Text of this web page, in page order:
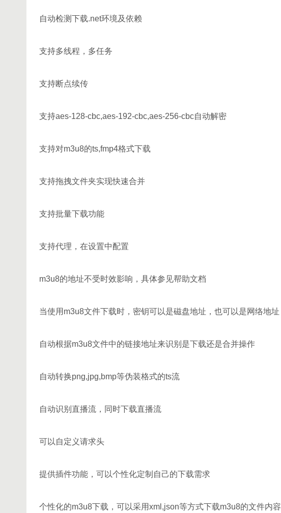
自动检测下载.net环境及依赖
支持多线程，多任务
支持断点续传
支持aes-128-cbc,aes-192-cbc,aes-256-cbc自动解密
支持对m3u8的ts,fmp4格式下载
支持拖拽文件夹实现快速合并
支持批量下载功能
支持代理，在设置中配置
m3u8的地址不受时效影响，具体参见帮助文档
当使用m3u8文件下载时，密钥可以是磁盘地址，也可以是网络地址
自动根据m3u8文件中的链接地址来识别是下载还是合并操作
自动转换png,jpg,bmp等伪装格式的ts流
自动识别直播流，同时下载直播流
可以自定义请求头
提供插件功能，可以个性化定制自己的下载需求
个性化的m3u8下载，可以采用xml,json等方式下载m3u8的文件内容